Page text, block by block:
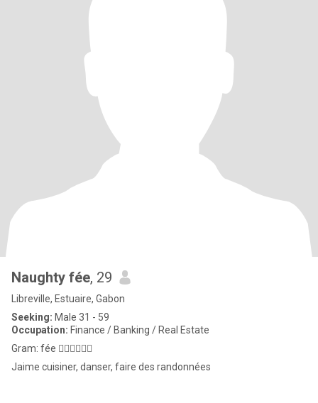
Naughty fée, 29
Libreville, Estuaire, Gabon
Seeking: Male 31 - 59
Occupation: Finance / Banking / Real Estate
Gram: fée 🧚🏻‍♀️🧜🏼‍♀️
Jaime cuisiner, danser, faire des randonnées